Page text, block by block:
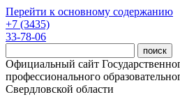
Перейти к основному содержанию
+7 (3435)
33-78-06
Официальный сайт
профессионального
Свердловской области